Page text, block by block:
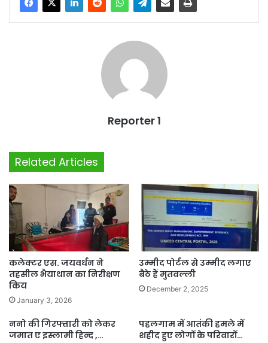
Reporter 1
Related Articles
कलेक्टर एस. जयवर्धन ने
तहसील भैयाथान का निरीक्षण
किय
January 3, 2026
उम्मीद पोर्टल से उम्मीद लगाए
बैठे हैं मुतवल्ली
December 2, 2025
ननो की गिरफ्तारी को लेकर
जमात ए इस्लामी हिन्द ,…
पहलगाम में आतंकी हमले में
शहीद हुए लोगों के परिवारों…